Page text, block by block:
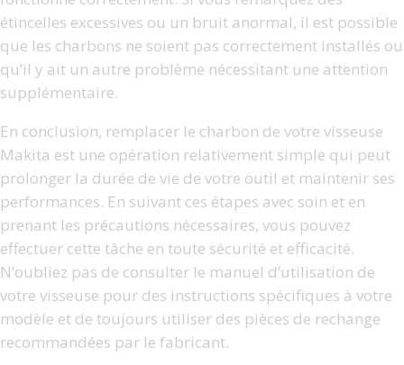
étincelles excessives ou un bruit anormal, il est possible
que les charbons ne soient pas correctement installés ou
qu’il y ait un autre problème nécessitant une attention
supplémentaire.
En conclusion, remplacer le charbon de votre visseuse
Makita est une opération relativement simple qui peut
prolonger la durée de vie de votre outil et maintenir ses
performances. En suivant ces étapes avec soin et en
prenant les précautions nécessaires, vous pouvez
effectuer cette tâche en toute sécurité et efficacité.
N’oubliez pas de consulter le manuel d’utilisation de
votre visseuse pour des instructions spécifiques à votre
modèle et de toujours utiliser des pièces de rechange
recommandées par le fabricant.